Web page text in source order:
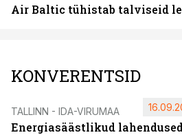
Air Baltic tühistab talviseid
KONVERENTSID
TALLINN - IDA-VIRUMAA
Energiasäästlikud